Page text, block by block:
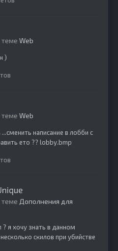
теме Web
)
теме Web
написание в лобби с
ето ?? lobby.bmp
теме Дополнения для
я хочу знать в данном
скилов при убийстве